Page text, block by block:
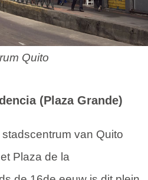
Quito
(Plaza Grande)
van Quito
Plaza de la